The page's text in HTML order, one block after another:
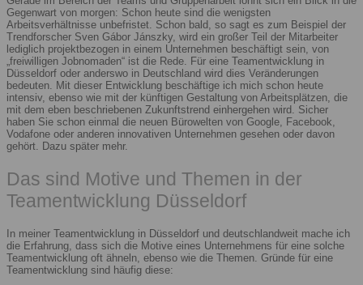
Gegenwart von morgen: Schon heute sind die wenigsten
Arbeitsverhältnisse unbefristet. Schon bald, so sagt es zum Beispiel der
Trendforscher Sven Gábor Jánszky, wird ein großer Teil der Mitarbeiter
lediglich projektbezogen in einem Unternehmen beschäftigt sein, von
„freiwilligen Jobnomaden“ ist die Rede. Für eine Teamentwicklung in
Düsseldorf oder anderswo in Deutschland wird dies Veränderungen
bedeuten. Mit dieser Entwicklung beschäftige ich mich schon heute
intensiv, ebenso wie mit der künftigen Gestaltung von Arbeitsplätzen, die
mit dem eben beschriebenen Zukunftstrend einhergehen wird. Sicher
haben Sie schon einmal die neuen Bürowelten von Google, Facebook,
Vodafone oder anderen innovativen Unternehmen gesehen oder davon
gehört. Dazu später mehr.
Das sind Motive und Themen in der
Teamentwicklung Düsseldorf
In meiner Teamentwicklung in Düsseldorf und deutschlandweit mache ich
die Erfahrung, dass sich die Motive eines Unternehmens für eine solche
Teamentwicklung oft ähneln, ebenso wie die Themen. Gründe für eine
Teamentwicklung sind häufig diese: